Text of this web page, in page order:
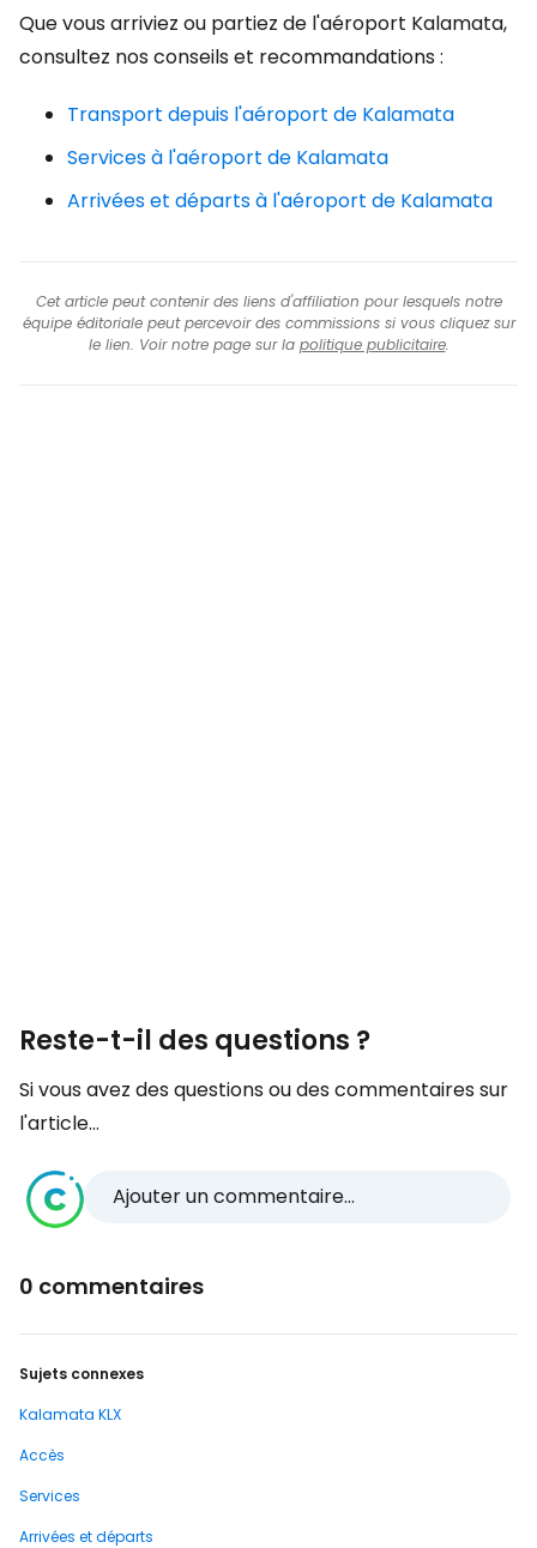
Que vous arriviez ou partiez de l'aéroport Kalamata,
consultez nos conseils et recommandations :
Transport depuis l'aéroport de Kalamata
Services à l'aéroport de Kalamata
Arrivées et départs à l'aéroport de Kalamata
Cet article peut contenir des liens d'affiliation pour lesquels notre
équipe éditoriale peut percevoir des commissions si vous cliquez sur
le lien. Voir notre page sur la politique publicitaire.
Reste-t-il des questions ?
Si vous avez des questions ou des commentaires sur
l'article...
Ajouter un commentaire...
0 commentaires
Sujets connexes
Kalamata KLX
Accès
Services
Arrivées et départs